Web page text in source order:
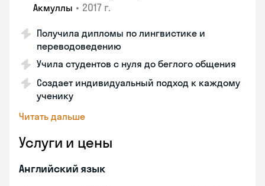
Акмуллы • 2017 г.
Получила дипломы по лингвистике и
переводоведению
Учила студентов с нуля до беглого общения
Создает индивидуальный подход к каждому
ученику
Читать дальше
Услуги и цены
Английский язык